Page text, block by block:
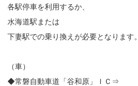
各駅停車を利用するか、
水海道駅または
下妻駅での乗り換えが必要となります。
（車）
◆常磐自動車道「谷和原」ＩＣ⇒